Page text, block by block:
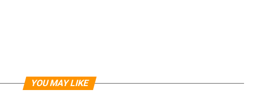
YOU MAY LIKE